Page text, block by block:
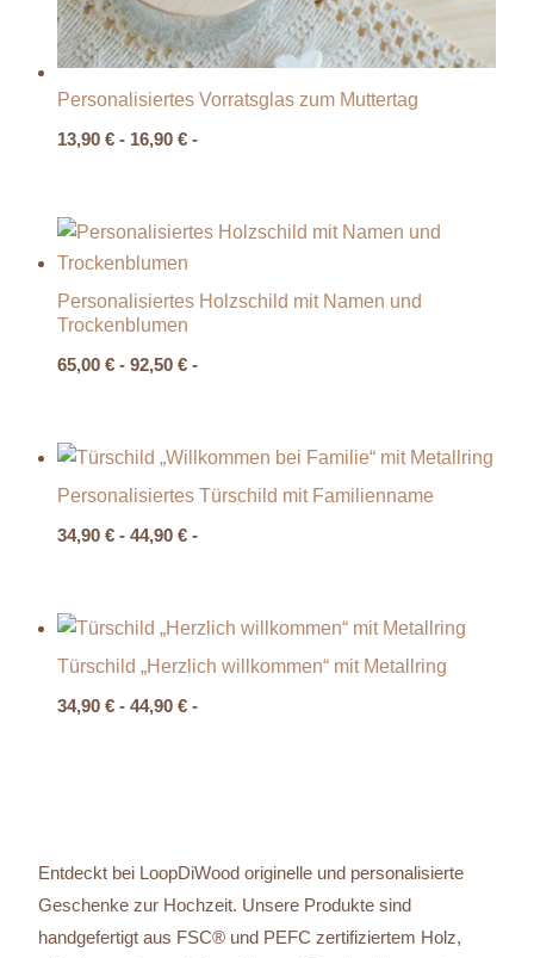
Personalisiertes Vorratsglas zum Muttertag
13,90€ - 16,90€ -
Personalisiertes Holzschild mit Namen und
Trockenblumen
65,00€ -92,50€ -
Personalisiertes Türschild mit Familienname
34,90€ -44,90€ -
Türschild „Herzlich willkommen“ mit Metallring
34,90€ -44,90€ -
Entdeckt bei LoopDiWood originelle und personalisierte
Geschenke zur Hochzeit. Unsere Produkte sind
handgefertigt aus FSC® und PEFC zertifiziertem Holz,